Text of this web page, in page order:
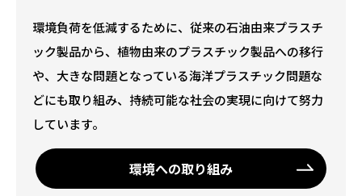
環境負荷を低減するために、従来の石油由来プラスチ
ック製品から、植物由来のプラスチック製品への移行
や、大きな問題となっている海洋プラスチック問題な
どにも取り組み、持続可能な社会の実現に向けて努力
しています。
環境への取り組み